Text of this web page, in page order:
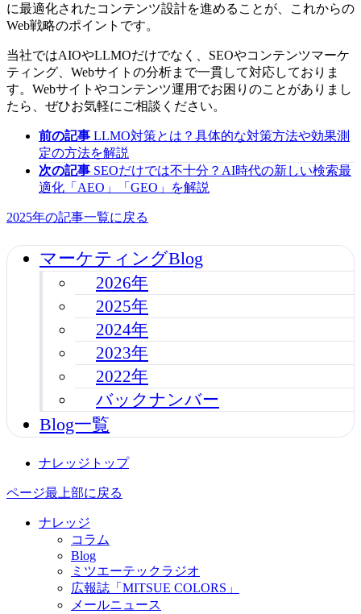
に最適化されたコンテンツ設計を進めることが、これからの
Web戦略のポイントです。
当社ではAIOやLLMOだけでなく、SEOやコンテンツマーケ
ティング、Webサイトの分析まで一貫して対応しておりま
す。Webサイトやコンテンツ運用でお困りのことがありまし
たら、ぜひお気軽にご相談ください。
前の記事 LLMO対策とは？具体的な対策方法や効果測
定の方法を解説
次の記事 SEOだけでは不十分？AI時代の新しい検索最
適化「AEO」「GEO」を解説
2025年の記事一覧に戻る
マーケティングBlog
2026年
2025年
2024年
2023年
2022年
バックナンバー
Blog一覧
ナレッジトップ
ページ最上部に戻る
ナレッジ
コラム
Blog
ミツエーテックラジオ
広報誌「MITSUE COLORS」
メールニュース